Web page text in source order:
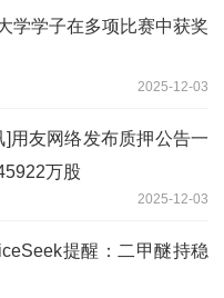
学学子在多项比赛中获奖
2025-12-03
]用友网络发布质押公告一
万股
2025-12-03
提醒：二甲醚持稳